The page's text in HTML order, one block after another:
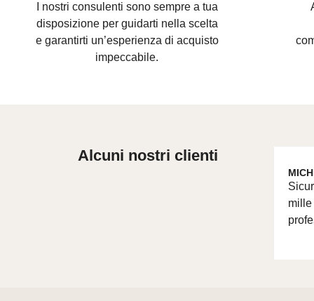
I nostri consulenti sono sempre a tua
disposizione per guidarti nella scelta
e garantirti un’esperienza di acquisto
impeccabile.
Alcuni nostri clienti
mille